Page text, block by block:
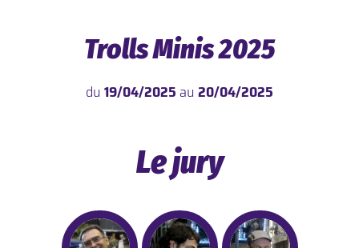
Trolls Minis 2025
du 19/04/2025au 20/04/2025
Le jury